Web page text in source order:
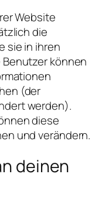
Website
die
sie in ihren
können
(der
werden).
diese
und verändern.
deinen